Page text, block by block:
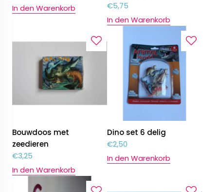
In den Warenkorb
€5,75
In den Warenkorb
Bouwdoos met
zeedieren
€3,25
In den Warenkorb
Dino set 6 delig
€2,50
In den Warenkorb